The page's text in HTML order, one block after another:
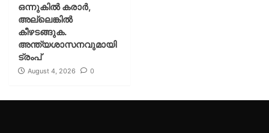
ഒന്നുകില്‍ കരാര്‍,
അല്ലെങ്കില്‍
കീഴടങ്ങുക.
അന്ത്യശാസനവുമായി
ട്രംപ്
August 4, 2026 0